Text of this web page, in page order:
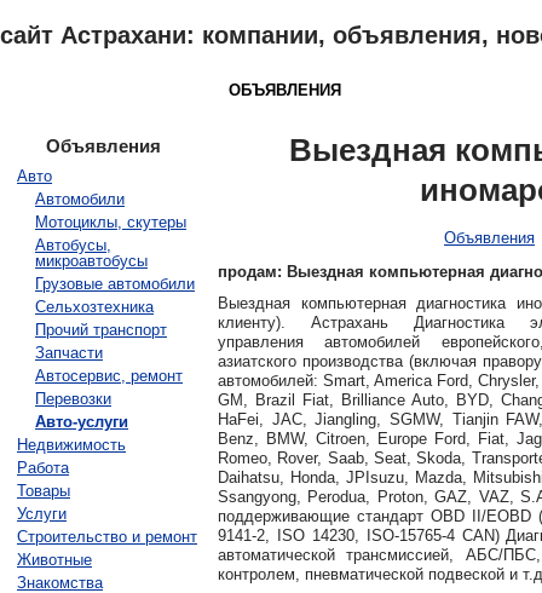
сайт Астрахани: компании, объявления,
ОБЪЯВЛЕНИЯ
Выездная
Объявления
продам: Выездная компьютерная
Выездная компьютерная диагностика
клиенту). Астрахань Диагностика
управления автомобилей
азиатского производства (включая
автомобилей: Smart, America Ford,
GM, Brazil Fiat, Brilliance Auto, BYD,
HaFei, JAC, Jiangling, SGMW, Tianjin
Benz, BMW, Citroen, Europe Ford, Fiat,
Romeo, Rover, Saab, Seat, Skoda,
Daihatsu, Honda, JPIsuzu, Mazda,
Ssangyong, Perodua, Proton, GAZ, VAZ,
поддерживающие стандарт OBD II/
9141-2, ISO 14230, ISO-15765-4 CAN)
автоматической трансмиссией, АБС/
контролем, пневматической подвеской и
Объявления
Авто
Автомобили
Мотоциклы, скутеры
Автобусы,
микроавтобусы
Грузовые автомобили
Сельхозтехника
Прочий транспорт
Запчасти
Автосервис, ремонт
Перевозки
Авто-услуги
Недвижимость
Работа
Товары
Услуги
Строительство и ремонт
Животные
Знакомства